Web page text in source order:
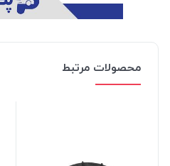
محصولات مرتبط